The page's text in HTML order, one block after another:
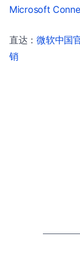
Microsoft
直达：微软中国
销